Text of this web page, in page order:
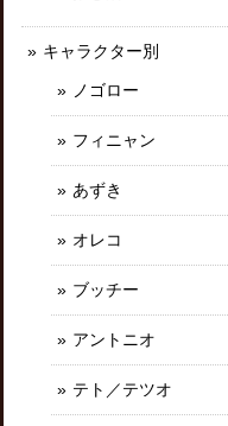
キャラクター別
ノゴロー
フィニャン
あずき
オレコ
ブッチー
アントニオ
テト／テツオ